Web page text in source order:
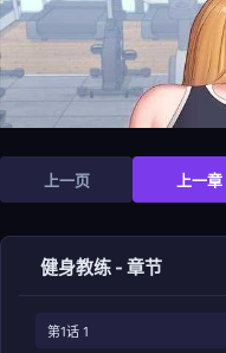
上一页 上一章
健身教练 - 章节
第1话 1